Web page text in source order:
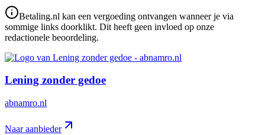
Betaling.nl kan een vergoeding ontvangen wanneer je via
sommige links doorklikt. Dit heeft geen invloed op onze
redactionele beoordeling.
Lening zonder gedoe
abnamro.nl
Naar aanbieder